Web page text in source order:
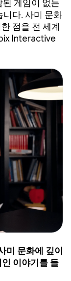
게임이 없는
니다. 사미 문화
점을 전 세계
Interactive
미 문화에 깊이
이야기를 들